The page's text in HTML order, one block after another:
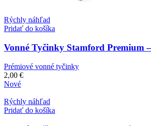
Rýchly náhľad
Pridať do košíka
Vonné Tyčinky Stamford Premium
Prémiové vonné tyčinky
2,00 €
Nové
Rýchly náhľad
Pridať do košíka